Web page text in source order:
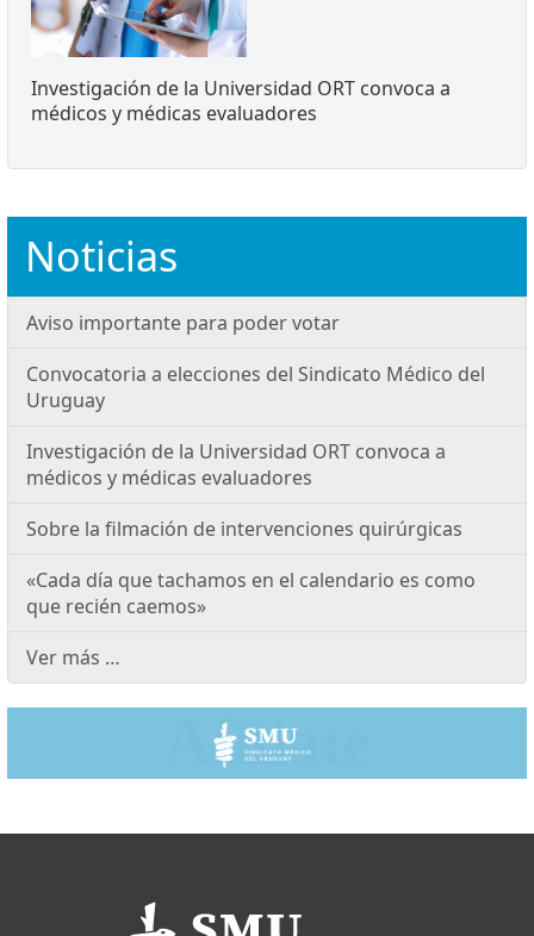
Investigación de la Universidad ORT convoca a
médicos y médicas evaluadores
Noticias
Aviso importante para poder votar
Convocatoria a elecciones del Sindicato Médico del
Uruguay
Investigación de la Universidad ORT convoca a
médicos y médicas evaluadores
Sobre la filmación de intervenciones quirúrgicas
«Cada día que tachamos en el calendario es como
que recién caemos»
Ver más …